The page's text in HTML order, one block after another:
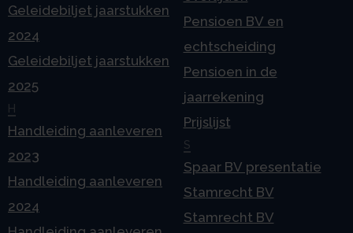
Geleidebiljet jaarstukken
2024
Geleidebiljet jaarstukken
2025
H
Handleiding aanleveren
2023
Handleiding aanleveren
2024
Pensioen BV en
echtscheiding
Pensioen in de
jaarrekening
Prijslijst
S
Spaar BV presentatie
Stamrecht BV
Stamrecht BV